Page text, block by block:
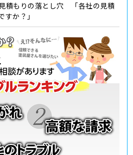
もりの落とし穴 「各社の見積
か？」